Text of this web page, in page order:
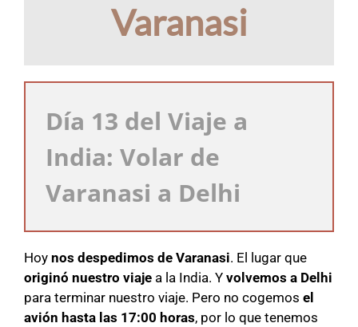
Varanasi
Día 13 del Viaje a
India: Volar de
Varanasi a Delhi
Hoy nos despedimos de Varanasi. El lugar que
originó nuestro viaje a la India. Y volvemos a Delhi
para terminar nuestro viaje. Pero no cogemos el
avión hasta las 17:00 horas, por lo que tenemos